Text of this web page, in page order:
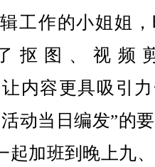
工作的小姐姐，
抠图、视频
让内容更具吸引
动当日编发”的
起加班到晚上九